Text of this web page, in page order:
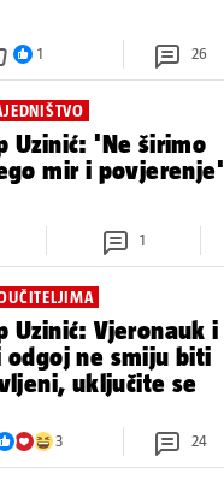
1 26
Uzinić: 'Ne širimo
mir i povjerenje'
1
Uzinić: Vjeronauk i
odgoj ne smiju biti
uključite se
3 24